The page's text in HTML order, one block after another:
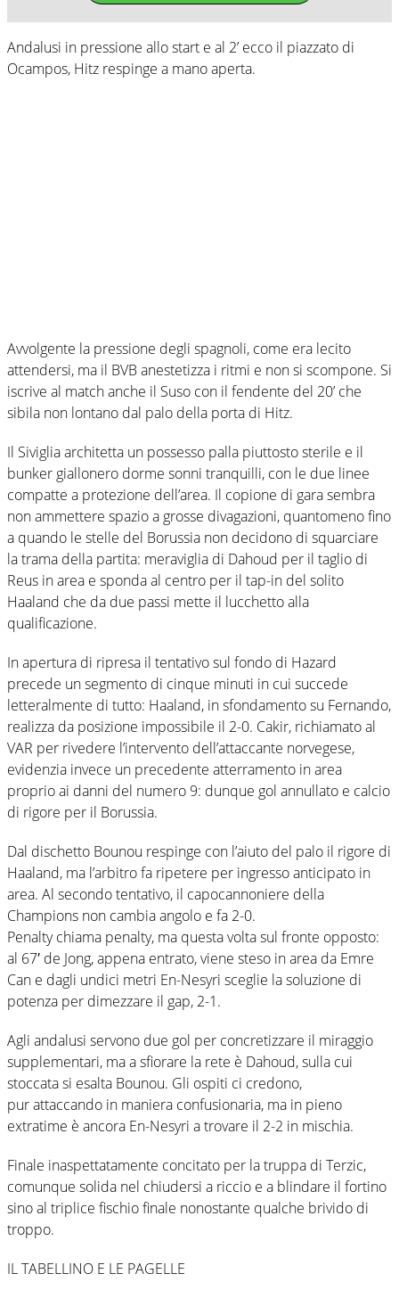
Andalusi in pressione allo start e al 2’ ecco il piazzato di
Ocampos, Hitz respinge a mano aperta.
Avvolgente la pressione degli spagnoli, come era lecito
attendersi, ma il BVB anestetizza i ritmi e non si scompone. Si
iscrive al match anche il Suso con il fendente del 20’ che
sibila non lontano dal palo della porta di Hitz.
Il Siviglia architetta un possesso palla piuttosto sterile e il
bunker giallonero dorme sonni tranquilli, con le due linee
compatte a protezione dell’area. Il copione di gara sembra
non ammettere spazio a grosse divagazioni, quantomeno fino
a quando le stelle del Borussia non decidono di squarciare
la trama della partita: meraviglia di Dahoud per il taglio di
Reus in area e sponda al centro per il tap-in del solito
Haaland che da due passi mette il lucchetto alla
qualificazione.
In apertura di ripresa il tentativo sul fondo di Hazard
precede un segmento di cinque minuti in cui succede
letteralmente di tutto: Haaland, in sfondamento su Fernando,
realizza da posizione impossibile il 2-0. Cakir, richiamato al
VAR per rivedere l’intervento dell’attaccante norvegese,
evidenzia invece un precedente atterramento in area
proprio ai danni del numero 9: dunque gol annullato e calcio
di rigore per il Borussia.
Dal dischetto Bounou respinge con l’aiuto del palo il rigore di
Haaland, ma l’arbitro fa ripetere per ingresso anticipato in
area. Al secondo tentativo, il capocannoniere della
Champions non cambia angolo e fa 2-0.
Penalty chiama penalty, ma questa volta sul fronte opposto:
al 67′ de Jong, appena entrato, viene steso in area da Emre
Can e dagli undici metri En-Nesyri sceglie la soluzione di
potenza per dimezzare il gap, 2-1.
Agli andalusi servono due gol per concretizzare il miraggio
supplementari, ma a sfiorare la rete è Dahoud, sulla cui
stoccata si esalta Bounou. Gli ospiti ci credono,
pur attaccando in maniera confusionaria, ma in pieno
extratime è ancora En-Nesyri a trovare il 2-2 in mischia.
Finale inaspettatamente concitato per la truppa di Terzic,
comunque solida nel chiudersi a riccio e a blindare il fortino
sino al triplice fischio finale nonostante qualche brivido di
troppo.
IL TABELLINO E LE PAGELLE